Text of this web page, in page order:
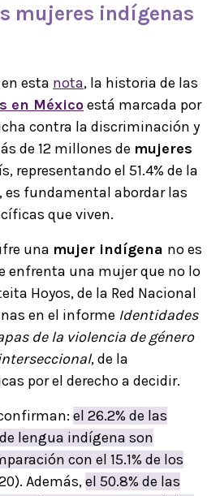
mujeres indígenas
esta nota, la historia de las
en Méxicoestá marcada por
contra la discriminación y
de 12 millones de mujeres
representando el 51.4% de la
fundamental abordar las
que viven.
una mujer indígena no es
enfrenta una mujer que no lo
Hoyos, de la Red Nacional
en el informe Identidades
de la violencia de género
, de la
por el derecho a decidir.
el 26.2% de las
lengua indígena son
con el 15.1% de los
Además,el 50.8% de las